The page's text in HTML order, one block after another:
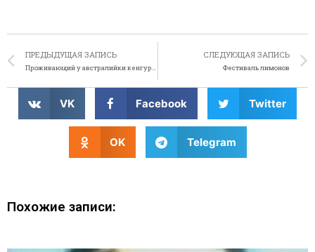
ПРЕДЫДУЩАЯ ЗАПИСЬ
Проживающий у австралийки кенгуру уже почти что человек
СЛЕДУЮЩАЯ ЗАПИСЬ
Фестиваль лимонов
VK Facebook Twitter
OK Telegram
Похожие записи: